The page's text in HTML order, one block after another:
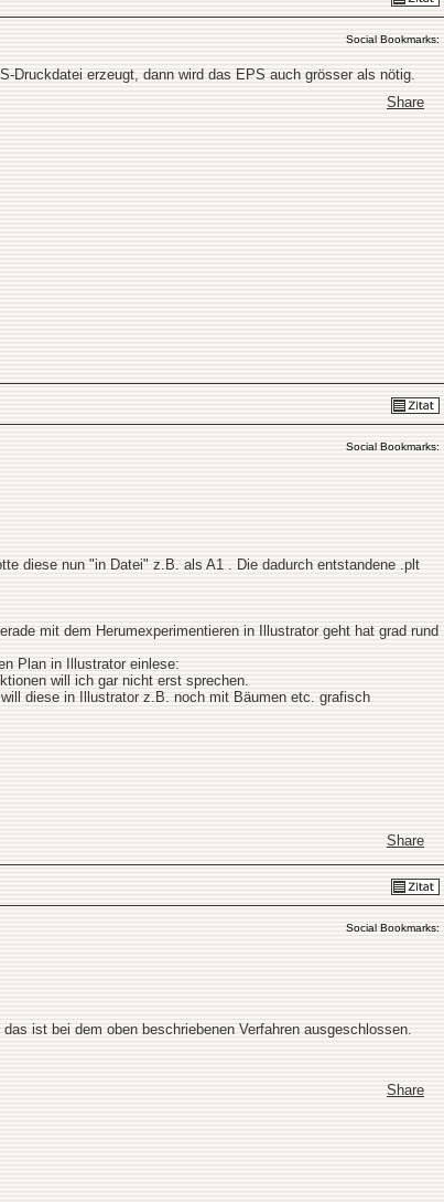
Social Bookmarks:
Druckdatei erzeugt, dann wird das EPS auch grösser als nötig.
Share
Social Bookmarks:
diese nun "in Datei" z.B. als A1 . Die dadurch entstandene .plt
mit dem Herumexperimentieren in Illustrator geht hat grad rund
Plan in Illustrator einlese:
will ich gar nicht erst sprechen.
diese in Illustrator z.B. noch mit Bäumen etc. grafisch
Share
Social Bookmarks:
ist bei dem oben beschriebenen Verfahren ausgeschlossen.
Share